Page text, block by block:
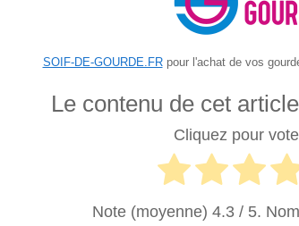
SOIF-DE-GOURDE.FRpour l'achat de vos
Le contenu de cet
Cliquez pour
Note (moyenne) 4.3/ 5.